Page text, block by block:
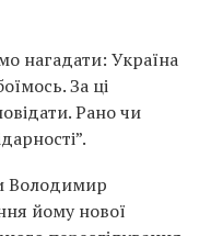
нагадати: Україна
За ці
Рано чи
Володимир
йому нової